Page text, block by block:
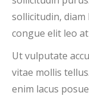
sollicitudin,
congue elit leo
Ut vulputate
vitae mollis
enim lacus